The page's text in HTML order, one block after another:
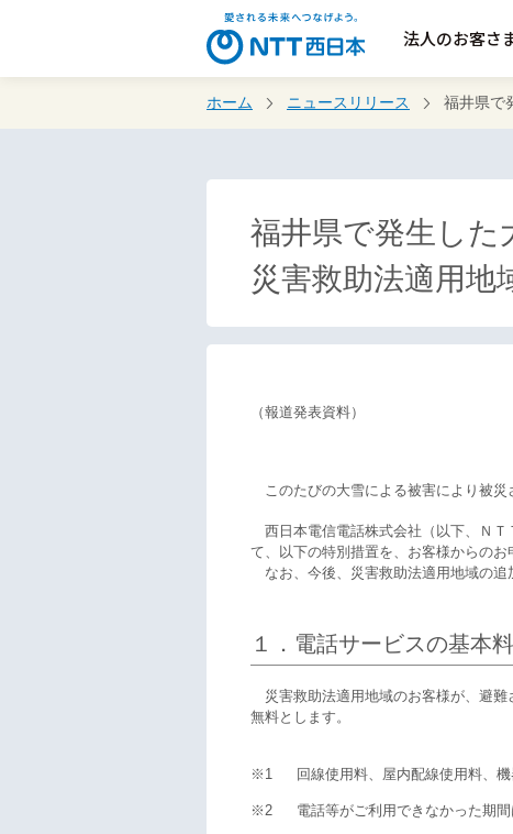
法人のお客さ
ホーム ニュースリリース 福井県で
福井県で発生した
災害救助法適用
（報道発表資料）
このたびの大雪による被害により被災
西日本電信電話株式会社（以下、ＮＴ
て、以下の特別措置を、お客様からのお
なお、今後、災害救助法適用地域の追
１．電話サービスの基本
災害救助法適用地域のお客様が、避難
無料とします。
※1 回線使用料、屋内配線使用料、
※2 電話等がご利用できなかった期